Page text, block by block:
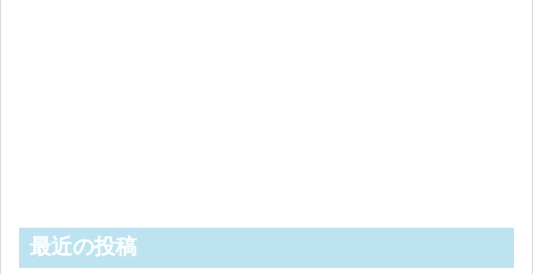
最近の投稿